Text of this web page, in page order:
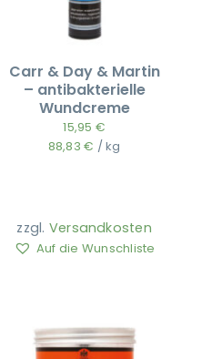
Carr & Day & Martin
– antibakterielle
Wundcreme
15,95 €
88,83€ /kg
zzgl. Versandkosten
Auf die Wunschliste